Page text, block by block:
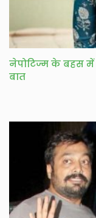
नेपोटिज्म के बहस में
बात